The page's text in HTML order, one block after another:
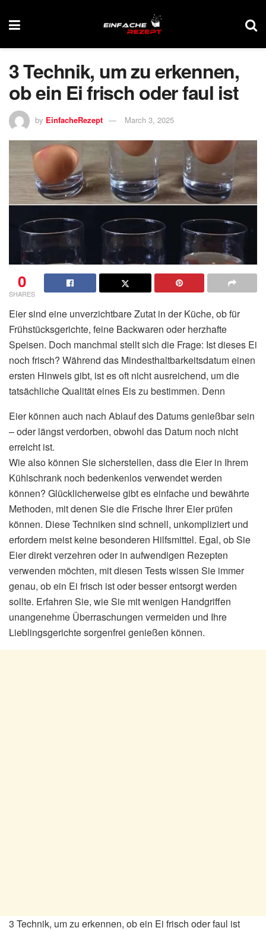
3 Technik, um zu erkennen,
ob ein Ei frisch oder faul ist
by EinfacheRezept March 3, 2025
0
SHARES
Eier sind eine unverzichtbare Zutat in der Küche, ob für
Frühstücksgerichte, feine Backwaren oder herzhafte
Speisen. Doch manchmal stellt sich die Frage: Ist dieses Ei
noch frisch? Während das Mindesthaltbarkeitsdatum einen
ersten Hinweis gibt, ist es oft nicht ausreichend, um die
tatsächliche Qualität eines Eis zu bestimmen. Denn
Eier können auch nach Ablauf des Datums genießbar sein
– oder längst verdorben, obwohl das Datum noch nicht
erreicht ist.
Wie also können Sie sicherstellen, dass die Eier in Ihrem
Kühlschrank noch bedenkenlos verwendet werden
können? Glücklicherweise gibt es einfache und bewährte
Methoden, mit denen Sie die Frische Ihrer Eier prüfen
können. Diese Techniken sind schnell, unkompliziert und
erfordern meist keine besonderen Hilfsmittel. Egal, ob Sie
Eier direkt verzehren oder in aufwendigen Rezepten
verwenden möchten, mit diesen Tests wissen Sie immer
genau, ob ein Ei frisch ist oder besser entsorgt werden
sollte. Erfahren Sie, wie Sie mit wenigen Handgriffen
unangenehme Überraschungen vermeiden und Ihre
Lieblingsgerichte sorgenfrei genießen können.
3 Technik, um zu erkennen, ob ein Ei frisch oder faul ist